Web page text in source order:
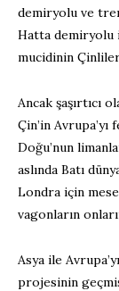
demiryolu ve
Hatta demiryolu
mucidinin
Ancak şaşırtıcı
Çin’in
Doğu’nun
aslında Batı
Londra için
vagonların
Asya ile
projesinin